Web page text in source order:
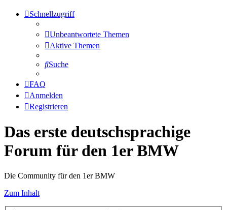
Schnellzugriff
Unbeantwortete Themen
Aktive Themen
Suche
FAQ
Anmelden
Registrieren
Das erste deutschsprachige
Forum für den 1er BMW
Die Community für den 1er BMW
Zum Inhalt